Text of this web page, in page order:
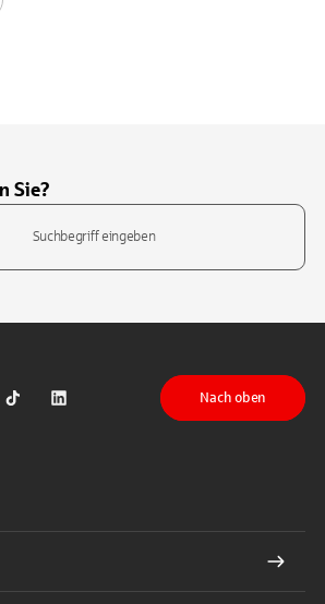
Sie?
Youtube
auf Instagram
Sparkasse auf TikTok
Sparkasse auf LinkedIn
Nach oben